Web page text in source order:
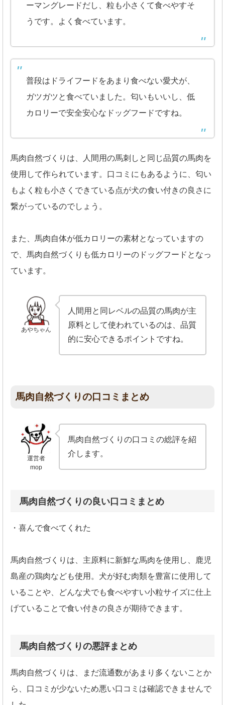
ーマングレードだし、粒も小さくて食べやすそ
うです。よく食べています。
普段はドライフードをあまり食べない愛犬が、
ガツガツと食べていました。匂いもいいし、低
カロリーで安全安心なドッグフードですね。
馬肉自然づくりは、人間用の馬刺しと同じ品質の馬肉を
使用して作られています。口コミにもあるように、匂い
もよく粒も小さくできている点が犬の食い付きの良さに
繋がっているのでしょう。
また、馬肉自体が低カロリーの素材となっていますの
で、馬肉自然づくりも低カロリーのドッグフードとなっ
ています。
あやちゃん
人間用と同レベルの品質の馬肉が主
原料として使われているのは、品質
的に安心できるポイントですね。
馬肉自然づくりの口コミまとめ
運営者
mop
馬肉自然づくりの口コミの総評を紹
介します。
馬肉自然づくりの良い口コミまとめ
・喜んで食べてくれた
馬肉自然づくりは、主原料に新鮮な馬肉を使用し、鹿児
島産の鶏肉なども使用。犬が好む肉類を豊富に使用して
いることや、どんな犬でも食べやすい小粒サイズに仕上
げていることで食い付きの良さが期待できます。
馬肉自然づくりの悪評まとめ
馬肉自然づくりは、まだ流通数があまり多くないことか
ら、口コミが少ないため悪い口コミは確認できませんで